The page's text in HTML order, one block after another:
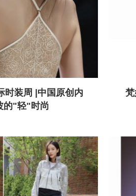
装周 |中国原创内
的"轻"时尚